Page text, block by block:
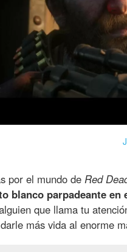
por el mundo de Red
blanco parpadeante en
que llama tu
más vida al enorme